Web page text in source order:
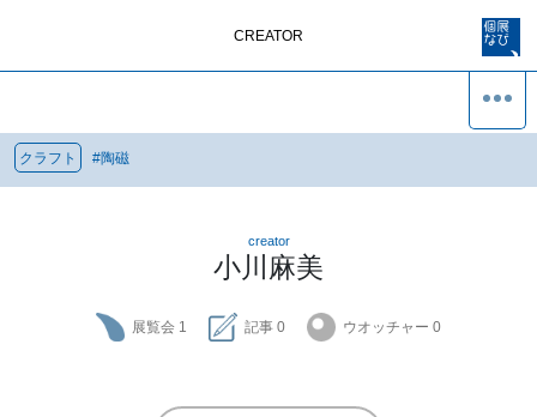
CREATOR
クラフト #陶磁
creator
小川麻美
展覧会 1 記事 0 ウオッチャー 0